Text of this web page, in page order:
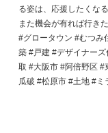
る姿は、応援したくなる
また機会が有れば行き
#グロータウン #むつみ
築 #戸建 #デザイナー
取 #大阪市 #阿倍野区 #
瓜破 #松原市 #土地 #